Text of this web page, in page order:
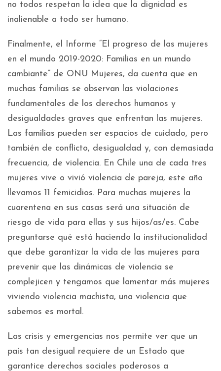
no todos respetan la idea que la dignidad es
inalienable a todo ser humano.
Finalmente, el Informe “El progreso de las mujeres
en el mundo 2019-2020: Familias en un mundo
cambiante” de ONU Mujeres, da cuenta que en
muchas familias se observan las violaciones
fundamentales de los derechos humanos y
desigualdades graves que enfrentan las mujeres.
Las familias pueden ser espacios de cuidado, pero
también de conflicto, desigualdad y, con demasiada
frecuencia, de violencia. En Chile una de cada tres
mujeres vive o vivió violencia de pareja, este año
llevamos 11 femicidios. Para muchas mujeres la
cuarentena en sus casas será una situación de
riesgo de vida para ellas y sus hijos/as/es. Cabe
preguntarse qué está haciendo la institucionalidad
que debe garantizar la vida de las mujeres para
prevenir que las dinámicas de violencia se
complejicen y tengamos que lamentar más mujeres
viviendo violencia machista, una violencia que
sabemos es mortal.
Las crisis y emergencias nos permite ver que un
país tan desigual requiere de un Estado que
garantice derechos sociales poderosos a